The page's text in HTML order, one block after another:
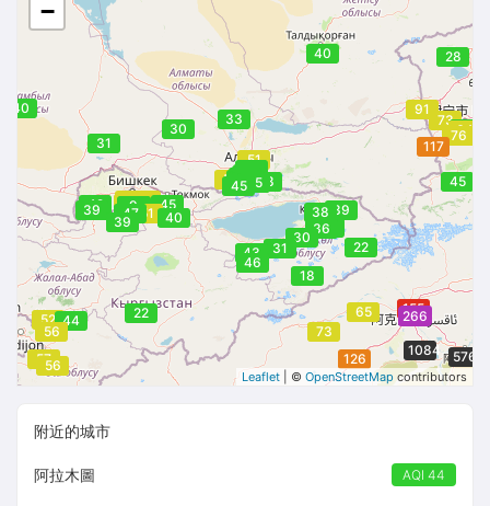
22
52
233
52
39
31
40
40
49
44
117
155
44
22
56
73
33
576
65
51 39
31
45
76
266
53
46
30
47
18
28
73
28
1084
39 40
45
126
91
64
56
35
57
52 38
54
43
30
42
45
36
51
53
44
52
53
43
51
47
52
44
52
52
35
39
48
18
55
9
−
Leaflet | © OpenStreetMap contributors
附近的城市
阿拉木圖 AQI 44